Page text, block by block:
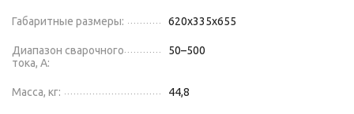
Габаритные размеры: 620х335х655
Диапазон сварочного
тока, А:
50–500
Масса, кг: 44,8